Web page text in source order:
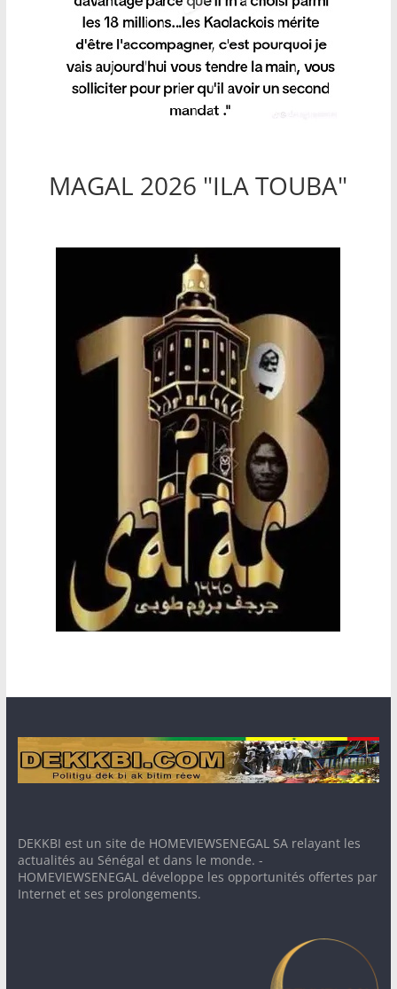
MAGAL 2026 "ILA TOUBA"
DEKKBI est un site de HOMEVIEWSENEGAL SA relayant les
actualités au Sénégal et dans le monde. -
HOMEVIEWSENEGAL développe les opportunités offertes par
Internet et ses prolongements.